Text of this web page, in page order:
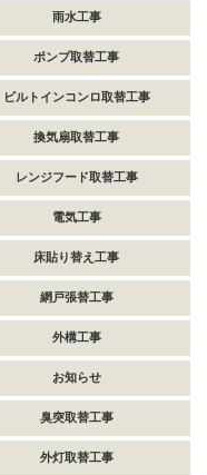
雨水工事
ポンプ取替工事
ビルトインコンロ取替工事
換気扇取替工事
レンジフード取替工事
電気工事
床貼り替え工事
網戸張替工事
外構工事
お知らせ
臭突取替工事
外灯取替工事